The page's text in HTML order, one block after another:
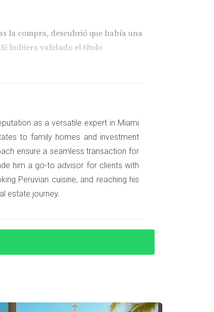
la compra, descubrió que había una
hubiera validado el título
El abogado revisó todos los
el trato, ahorrándole tiempo y dinero.
meticulosamente todos los registros y
siente seguro sobre su inversión.
as a versatile expert in Miami
to family homes and investment
ensure a seamless transaction for
him a go-to advisor for clients with
Peruvian cuisine, and reaching his
estate journey.